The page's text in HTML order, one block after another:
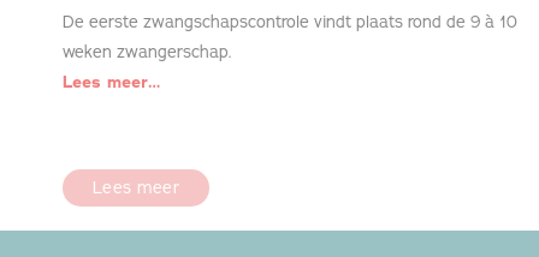
De eerste zwangschapscontrole vindt plaats rond de 9 à 10
weken zwangerschap.
Lees meer…
Lees meer